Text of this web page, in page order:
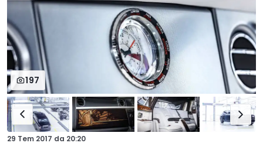
197
29 Tem 2017 da 20:20